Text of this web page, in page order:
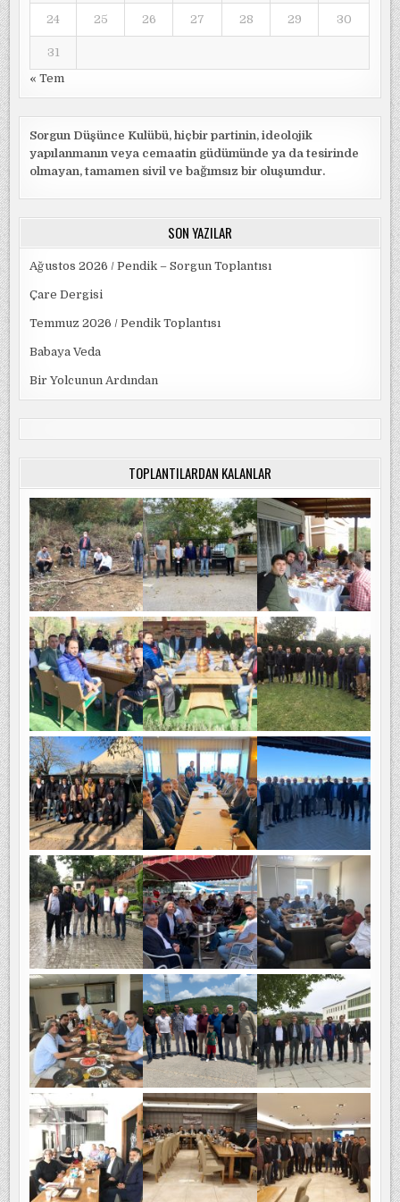
24 25 26 27 28 29 30
31
« Tem
Sorgun Düşünce Kulübü, hiçbir partinin, ideolojik
yapılanmanın veya cemaatin güdümünde ya da tesirinde
olmayan, tamamen sivil ve bağımsız bir oluşumdur.
SON YAZILAR
Ağustos 2026 / Pendik – Sorgun Toplantısı
Çare Dergisi
Temmuz 2026 / Pendik Toplantısı
Babaya Veda
Bir Yolcunun Ardından
TOPLANTILARDAN KALANLAR